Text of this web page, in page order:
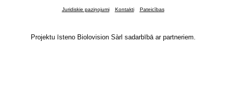
Juridiskie paziņojumi Kontakti Pateicības
Projektu īsteno Biolovision Sàrl sadarbībā ar partneriem.